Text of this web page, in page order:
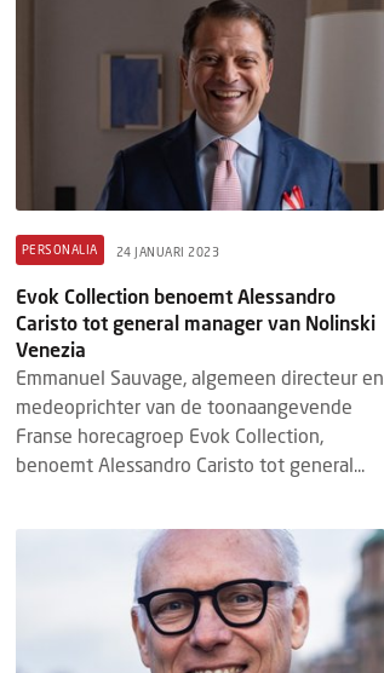
PERSONALIA 24 JANUARI 2023
Evok Collection benoemt Alessandro
Caristo tot general manager van Nolinski
Venezia
Emmanuel Sauvage, algemeen directeur en
medeoprichter van de toonaangevende
Franse horecagroep Evok Collection,
benoemt Alessandro Caristo tot general...